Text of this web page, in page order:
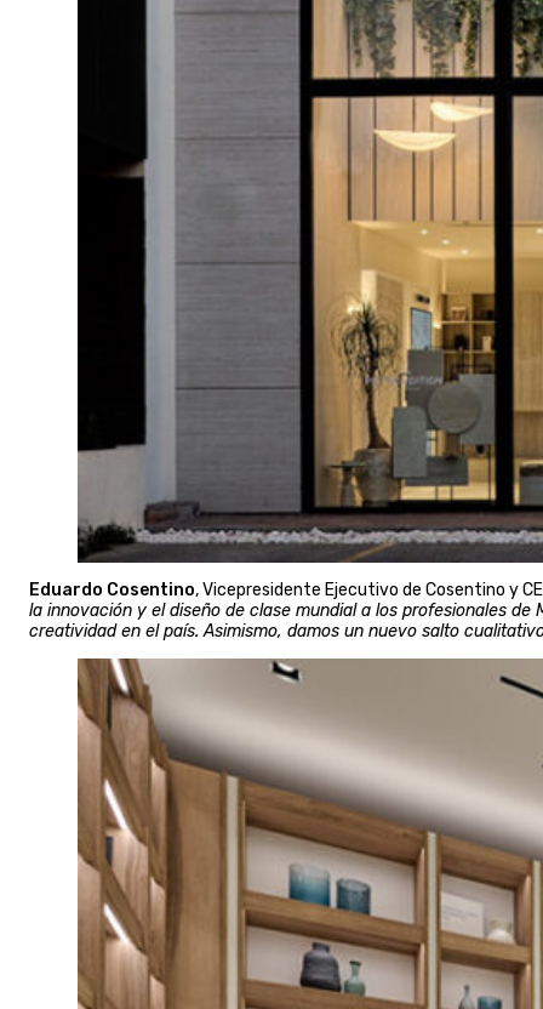
Eduardo Cosentino, Vicepresidente Ejecutivo de Cosentino y
la innovación y el diseño de clase mundial a los profesionales
creatividad en el país. Asimismo, damos un nuevo salto